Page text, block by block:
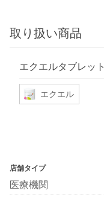
取り扱い商品
エクエルタブレット
エクエル
店舗タイプ
医療機関